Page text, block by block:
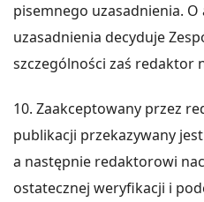
pisemnego uzasadnienia. O
uzasadnienia decyduje
szczególności zaś redaktor
10. Zaakceptowany przez
publikacji przekazywany
a następnie redaktorowi
ostatecznej weryfikacji i